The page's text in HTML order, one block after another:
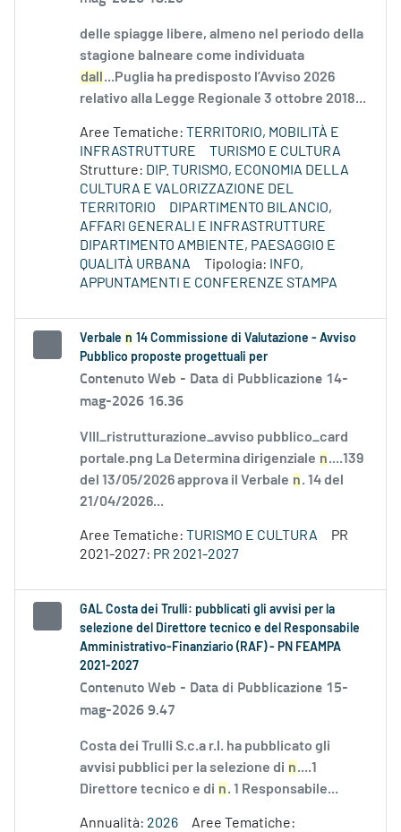
delle spiagge libere, almeno nel periodo della
stagione balneare come individuata
dall
...Puglia ha predisposto l’Avviso 2026
relativo alla Legge Regionale 3 ottobre 2018...
Aree Tematiche: TERRITORIO, MOBILITÀ E
INFRASTRUTTURE
TURISMO E CULTURA
Strutture: DIP. TURISMO, ECONOMIA DELLA
CULTURA E VALORIZZAZIONE DEL
TERRITORIO
DIPARTIMENTO BILANCIO,
AFFARI GENERALI E INFRASTRUTTURE
DIPARTIMENTO AMBIENTE, PAESAGGIO E
QUALITÀ URBANA
Tipologia:
INFO,
APPUNTAMENTI E CONFERENZE STAMPA
Verbale n 14 Commissione di Valutazione - Avviso
Pubblico proposte progettuali per
Contenuto Web - Data di Pubblicazione 14-
mag-2026 16.36
VIII_ristrutturazione_avviso pubblico_card
portale.png La Determina dirigenziale n....139
del 13/05/2026 approva il Verbale n. 14 del
21/04/2026...
Aree Tematiche: TURISMO E CULTURA
PR
2021-2027: PR 2021-2027
GAL Costa dei Trulli: pubblicati gli avvisi per la
selezione del Direttore tecnico e del Responsabile
Amministrativo-Finanziario (RAF) - PN FEAMPA
2021-2027
Contenuto Web - Data di Pubblicazione 15-
mag-2026 9.47
Costa dei Trulli S.c.a r.l. ha pubblicato gli
avvisi pubblici per la selezione di n....1
Direttore tecnico e di n. 1 Responsabile...
Annualità: 2026
Aree Tematiche: